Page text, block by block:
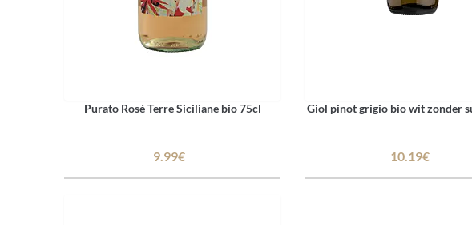
Purato Rosé Terre Siciliane bio 75cl
9.99€
Giol pinot grigio bio wit zonder
10.19€